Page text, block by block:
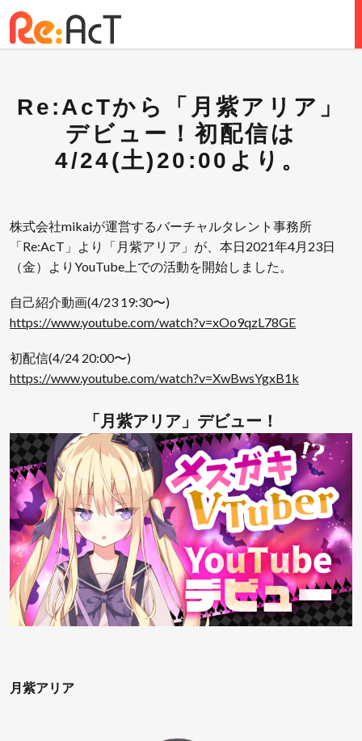
Re:AcTから「月紫アリア」
デビュー！初配信は
4/24(土)20:00より。
株式会社mikaiが運営するバーチャルタレント事務所
「Re:AcT」より「月紫アリア」が、本日2021年4月23日
（金）よりYouTube上での活動を開始しました。
自己紹介動画(4/23 19:30〜)
https://www.youtube.com/watch?v=xOo9qzL78GE
初配信(4/24 20:00〜)
https://www.youtube.com/watch?v=XwBwsYgxB1k
「月紫アリア」デビュー！
月紫アリア